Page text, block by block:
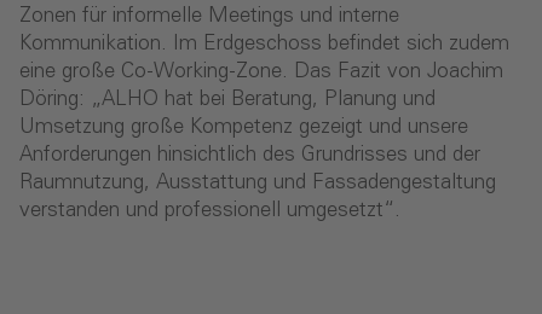
Zonen für informelle Meetings und interne
Kommunikation. Im Erdgeschoss befindet sich zudem
eine große Co-Working-Zone. Das Fazit von Joachim
Döring: „ALHO hat bei Beratung, Planung und
Umsetzung große Kompetenz gezeigt und unsere
Anforderungen hinsichtlich des Grundrisses und der
Raumnutzung, Ausstattung und Fassadengestaltung
verstanden und professionell umgesetzt“.